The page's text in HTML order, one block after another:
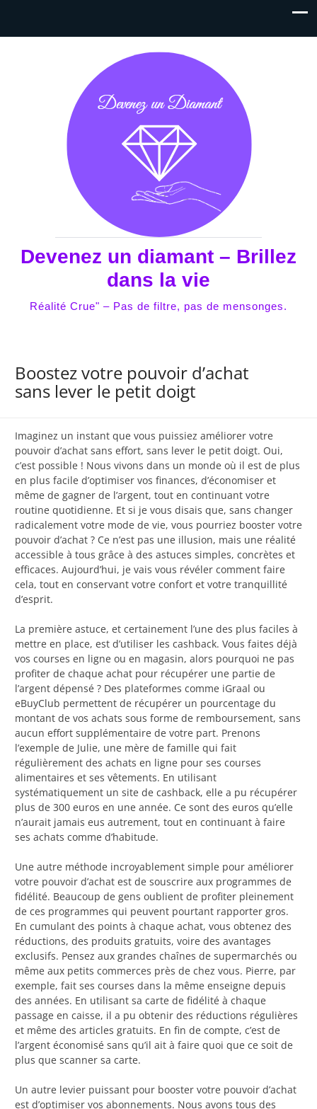
Devenez un diamant – Brillez
dans la vie
Réalité Crue" – Pas de filtre, pas de mensonges.
Boostez votre pouvoir d’achat
sans lever le petit doigt
Imaginez un instant que vous puissiez améliorer votre
pouvoir d’achat sans effort, sans lever le petit doigt. Oui,
c’est possible ! Nous vivons dans un monde où il est de plus
en plus facile d’optimiser vos finances, d’économiser et
même de gagner de l’argent, tout en continuant votre
routine quotidienne. Et si je vous disais que, sans changer
radicalement votre mode de vie, vous pourriez booster votre
pouvoir d’achat ? Ce n’est pas une illusion, mais une réalité
accessible à tous grâce à des astuces simples, concrètes et
efficaces. Aujourd’hui, je vais vous révéler comment faire
cela, tout en conservant votre confort et votre tranquillité
d’esprit.
La première astuce, et certainement l’une des plus faciles à
mettre en place, est d’utiliser les cashback. Vous faites déjà
vos courses en ligne ou en magasin, alors pourquoi ne pas
profiter de chaque achat pour récupérer une partie de
l’argent dépensé ? Des plateformes comme iGraal ou
eBuyClub permettent de récupérer un pourcentage du
montant de vos achats sous forme de remboursement, sans
aucun effort supplémentaire de votre part. Prenons
l’exemple de Julie, une mère de famille qui fait
régulièrement des achats en ligne pour ses courses
alimentaires et ses vêtements. En utilisant
systématiquement un site de cashback, elle a pu récupérer
plus de 300 euros en une année. Ce sont des euros qu’elle
n’aurait jamais eus autrement, tout en continuant à faire
ses achats comme d’habitude.
Une autre méthode incroyablement simple pour améliorer
votre pouvoir d’achat est de souscrire aux programmes de
fidélité. Beaucoup de gens oublient de profiter pleinement
de ces programmes qui peuvent pourtant rapporter gros.
En cumulant des points à chaque achat, vous obtenez des
réductions, des produits gratuits, voire des avantages
exclusifs. Pensez aux grandes chaînes de supermarchés ou
même aux petits commerces près de chez vous. Pierre, par
exemple, fait ses courses dans la même enseigne depuis
des années. En utilisant sa carte de fidélité à chaque
passage en caisse, il a pu obtenir des réductions régulières
et même des articles gratuits. En fin de compte, c’est de
l’argent économisé sans qu’il ait à faire quoi que ce soit de
plus que scanner sa carte.
Un autre levier puissant pour booster votre pouvoir d’achat
est d’optimiser vos abonnements. Nous avons tous des